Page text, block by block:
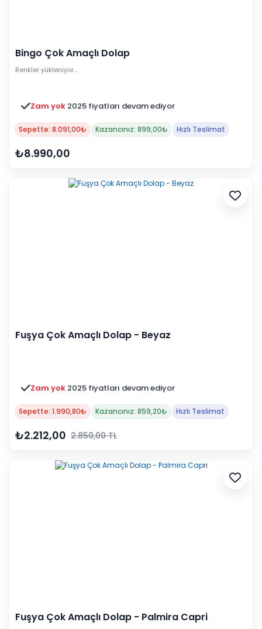
Bingo Çok Amaçlı Dolap
Renkler yükleniyor…
Zam yok 2025 fiyatları devam ediyor
Sepette: 8.091,00₺ Kazancınız: 899,00₺ Hızlı Teslimat
₺8.990,00
Fuşya Çok Amaçlı Dolap - Beyaz
Zam yok 2025 fiyatları devam ediyor
Sepette: 1.990,80₺ Kazancınız: 859,20₺ Hızlı Teslimat
₺2.212,00 2.850,00 TL
Fuşya Çok Amaçlı Dolap - Palmira Capri